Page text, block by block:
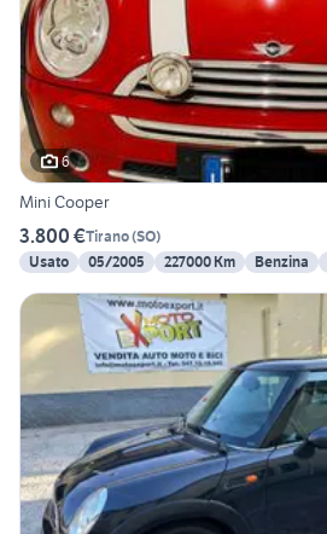
6
Mini Cooper
3.800 €Tirano(SO)
Usato
05/2005 227000 Km Benzina